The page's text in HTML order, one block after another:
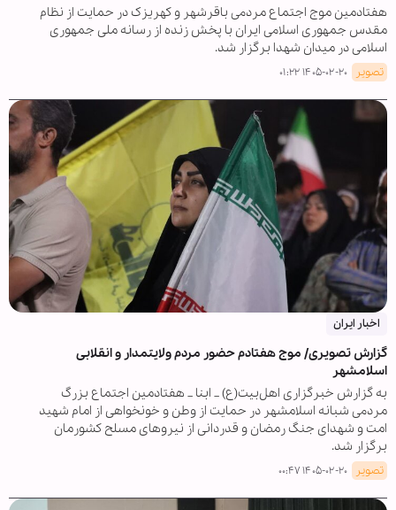
هفتادمین موج اجتماع مردمی باقرشهر و کهریزک در حمایت از نظام
مقدس جمهوری اسلامی ایران با پخش زنده از رسانه ملی جمهوری
اسلامی در میدان شهدا برگزار شد.
تصویر ۱۴۰۵-۰۲-۲۰ ۰۱:۲۲
اخبار ایران
گزارش تصویری/ موج هفتادم حضور مردم ولایتمدار و انقلابی
اسلامشهر
به گزارش خبرگزاری اهل‌بیت(ع) _ ابنا _ هفتادمین اجتماع بزرگ‌
مردمی شبانه اسلامشهر در حمایت از وطن و خونخواهی از امام شهید
امت و شهدای جنگ رمضان و قدردانی از نیروهای مسلح کشورمان
برگزار شد.
تصویر ۱۴۰۵-۰۲-۲۰ ۰۰:۴۷